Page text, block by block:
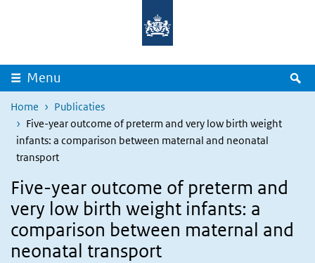
Overslaan en naar de inhoud gaan
Menu
Home
Publicaties
Five-year outcome of preterm and very low birth weight
infants: a comparison between maternal and neonatal
transport
Five-year outcome of preterm and
very low birth weight infants: a
comparison between maternal and
neonatal transport